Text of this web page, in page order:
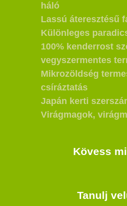
háló
Lassú áteresztésű
Különleges
100% kenderrost
vegyszermentes
Mikrozöldség
csíráztatás
Japán kerti
Virágmagok,
Kövess
Tanulj